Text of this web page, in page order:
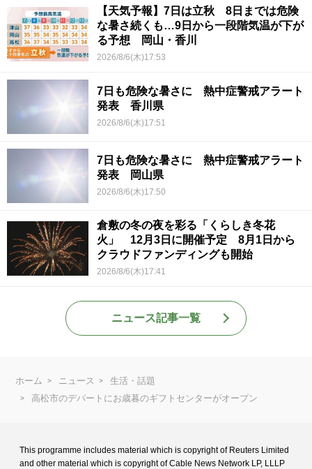
【天気予報】7日は立秋 8日までは危険
な暑さ続くも…9日から一段階気温が下が
る予想 岡山・香川
2026/8/6(木)17:53
7日も危険な暑さに 熱中症警戒アラート
発表 香川県
2026/8/6(木)17:51
7日も危険な暑さに 熱中症警戒アラート
発表 岡山県
2026/8/6(木)17:50
倉敷の冬の夜を彩る「くらしき冬花
火」 12月3日に開催予定 8月1日から
クラウドファンディングも開始
2026/8/6(木)17:41
ニュース記事一覧
ホーム ニュース
生活・話題
高松市のデパートにお歳暮のギフトセンターがオープン
This programme includes material which is copyright of Reuters Limited
and other material which is copyright of Cable News Network LP, LLLP